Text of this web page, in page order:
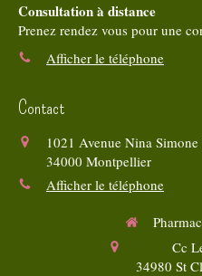
Consultation à distance
Prenez rendez vous pour une
Afficher le téléphone
Contact
1021 Avenue Nina
34000 Montpellier
Afficher le téléphone
Cc
34980 St